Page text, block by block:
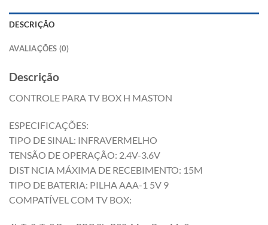
DESCRIÇÃO
AVALIAÇÕES (0)
Descrição
CONTROLE PARA TV BOX H MASTON
ESPECIFICAÇÕES:
TIPO DE SINAL: INFRAVERMELHO
TENSÃO DE OPERAÇÃO: 2.4V-3.6V
DIST NCIA MÁXIMA DE RECEBIMENTO: 15M
TIPO DE BATERIA: PILHA AAA-1 5V 9
COMPATÍVEL COM TV BOX: